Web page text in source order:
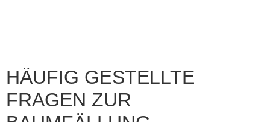
HÄUFIG GESTELLTE
FRAGEN ZUR